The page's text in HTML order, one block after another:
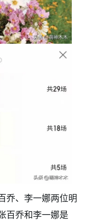
乔、李一娜两位明
百乔和李一娜是